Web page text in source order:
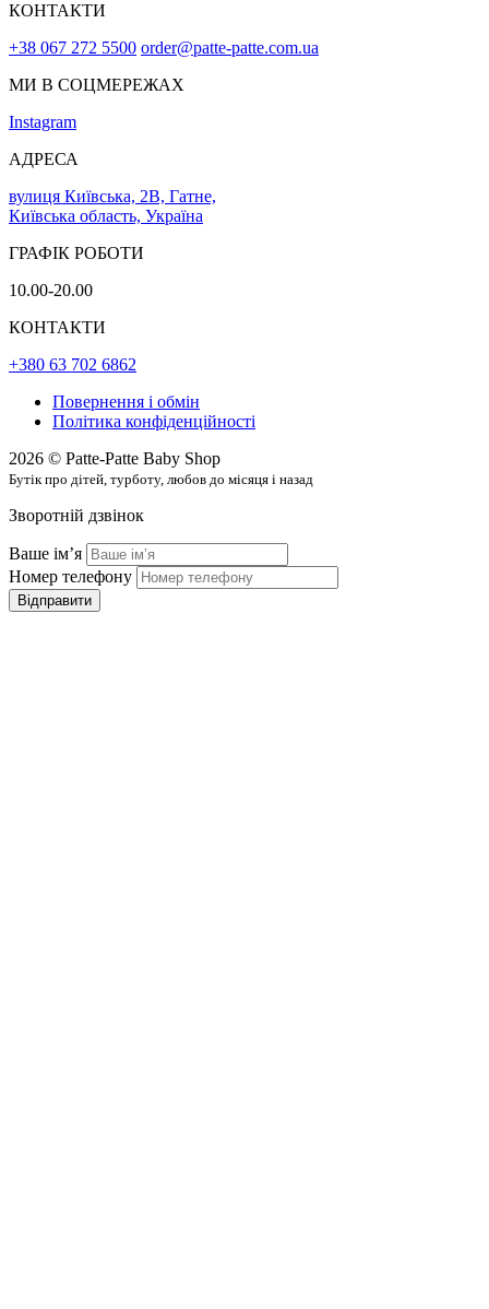
КОНТАКТИ
+38 067 272 5500 order@patte-patte.com.ua
МИ В СОЦМЕРЕЖАХ
Instagram
АДРЕСА
вулиця Київська, 2В, Гатне,
Київська область, Україна
ГРАФІК РОБОТИ
10.00-20.00
КОНТАКТИ
+380 63 702 6862
Повернення і обмін
Політика конфіденційності
2026 © Patte-Patte Baby Shop
Бутік про дітей, турботу, любов до місяця і назад
Зворотній дзвінок
Ваше імʼя
Номер телефону
Відправити